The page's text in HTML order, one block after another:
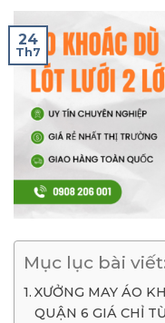
24
Th7
Mục lục bài
XƯỞNG MAY ÁO
QUẬN 6 GIÁ CHỈ